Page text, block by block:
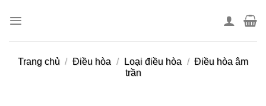
Trang chủ / Điều hòa / Loại điều hòa / Điều hòa âm
trần